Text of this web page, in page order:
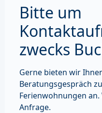
Bitte um
zwecks
Gerne bieten wir
Beratungsgespräch
Ferienwohnungen
Anfrage.